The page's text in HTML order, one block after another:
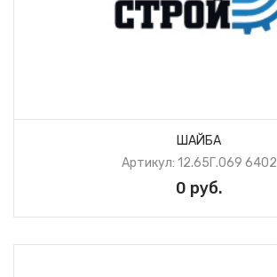
ШАЙБА
Артикул: 12.65Г.069 6402
0 руб.